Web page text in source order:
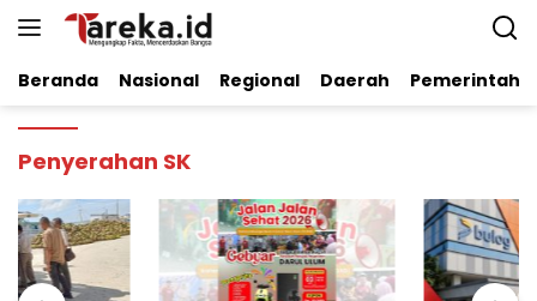
Beranda Nasional Regional Daerah
Penyerahan SK